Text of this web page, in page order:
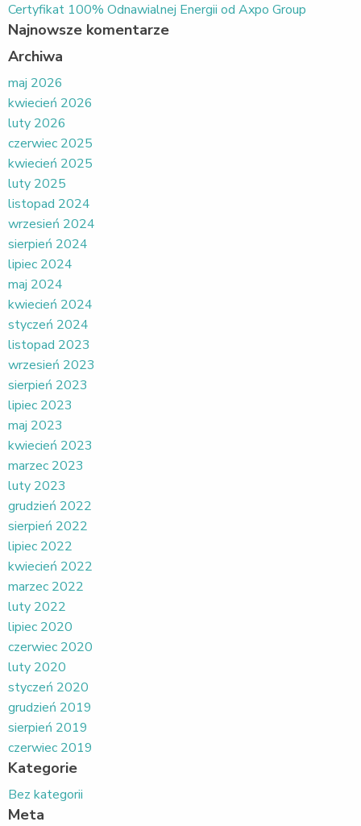
Certyfikat 100% Odnawialnej Energii od Axpo Group
Najnowsze komentarze
Archiwa
maj 2026
kwiecień 2026
luty 2026
czerwiec 2025
kwiecień 2025
luty 2025
listopad 2024
wrzesień 2024
sierpień 2024
lipiec 2024
maj 2024
kwiecień 2024
styczeń 2024
listopad 2023
wrzesień 2023
sierpień 2023
lipiec 2023
maj 2023
kwiecień 2023
marzec 2023
luty 2023
grudzień 2022
sierpień 2022
lipiec 2022
kwiecień 2022
marzec 2022
luty 2022
lipiec 2020
czerwiec 2020
luty 2020
styczeń 2020
grudzień 2019
sierpień 2019
czerwiec 2019
Kategorie
Bez kategorii
Meta